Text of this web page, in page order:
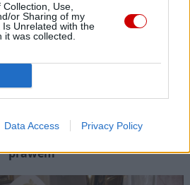
Use,
or Sharing of my
Unrelated with the
was collected.
Data Access Privacy Policy
kościelna Komisja ds.
prawem